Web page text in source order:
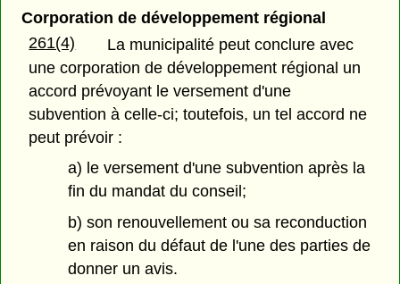
Corporation de développement régional
261(4)
La municipalité peut conclure avec
une corporation de développement régional un
accord prévoyant le versement d'une
subvention à celle-ci; toutefois, un tel accord ne
peut prévoir :
a) le versement d'une subvention après la
fin du mandat du conseil;
b) son renouvellement ou sa reconduction
en raison du défaut de l'une des parties de
donner un avis.